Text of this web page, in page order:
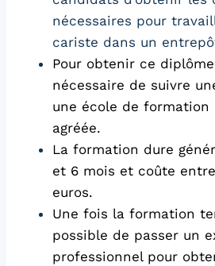
nécessaires pour
cariste dans un
Pour obtenir ce
nécessaire de suivre
une école de formation
agréée.
La formation dure
et 6 mois et coûte
euros.
Une fois la formation
possible de passer un
professionnel pour